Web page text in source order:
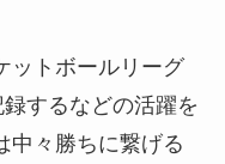
ットボールリーグ
するなどの活躍を
中々勝ちに繋げる